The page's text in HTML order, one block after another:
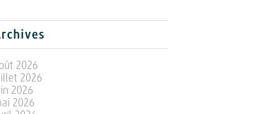
2026
2026
2026
2026